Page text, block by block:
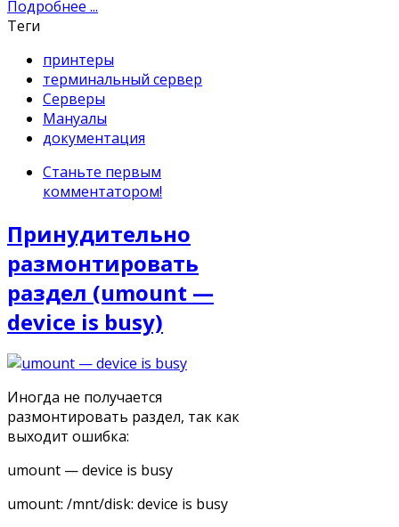
Подробнее ...
Теги
принтеры
терминальный сервер
Серверы
Мануалы
документация
Станьте первым
комментатором!
Принудительно
размонтировать
раздел (umount —
device is busy)
Иногда не получается
размонтировать раздел, так как
выходит ошибка:
umount — device is busy
umount: /mnt/disk: device is busy